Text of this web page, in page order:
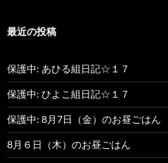
ン
最近の投稿
保護中: あひる組日記☆１７
保護中: ひよこ組日記☆１７
保護中: 8月7日（金）のお昼ごはん
8月６日（木）のお昼ごはん